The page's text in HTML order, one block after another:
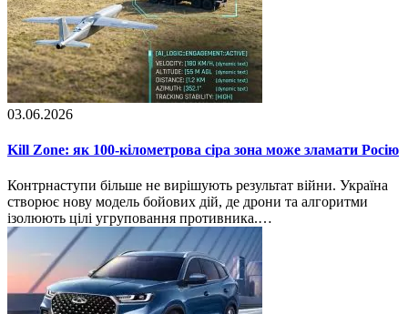
03.06.2026
Kill Zone: як 100-кілометрова сіра зона може зламати Росію
Контрнаступи більше не вирішують результат війни. Україна
створює нову модель бойових дій, де дрони та алгоритми
ізолюють цілі угруповання противника.…